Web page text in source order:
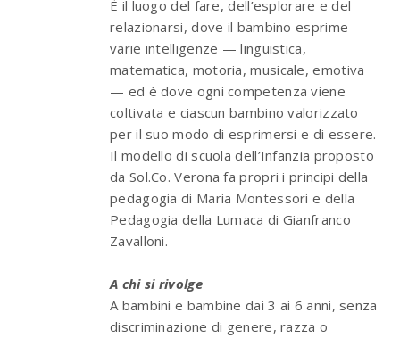
È il luogo del fare, dell’esplorare e del
relazionarsi, dove il bambino esprime
varie intelligenze — linguistica,
matematica, motoria, musicale, emotiva
— ed è dove ogni competenza viene
coltivata e ciascun bambino valorizzato
per il suo modo di esprimersi e di essere.
Il modello di scuola dell’Infanzia proposto
da Sol.Co. Verona fa propri i principi della
pedagogia di Maria Montessori e della
Pedagogia della Lumaca di Gianfranco
Zavalloni.
A chi si rivolge
A bambini e bambine dai 3 ai 6 anni, senza
discriminazione di genere, razza o